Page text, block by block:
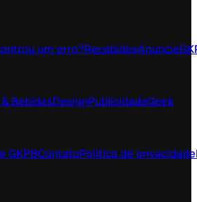
um erro?RecebidosAnuncie
BebidasDesignPublicidadeGeek
GKPBContatoPolítica de privacidade